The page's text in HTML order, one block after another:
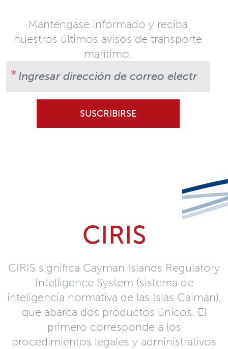
Manténgase informado y reciba
nuestros últimos avisos de transporte
marítimo.
CIRIS
CIRIS significa Cayman Islands Regulatory
Intelligence System (sistema de
inteligencia normativa de las Islas Caimán),
que abarca dos productos únicos. El
primero corresponde a los
procedimientos legales y administrativos